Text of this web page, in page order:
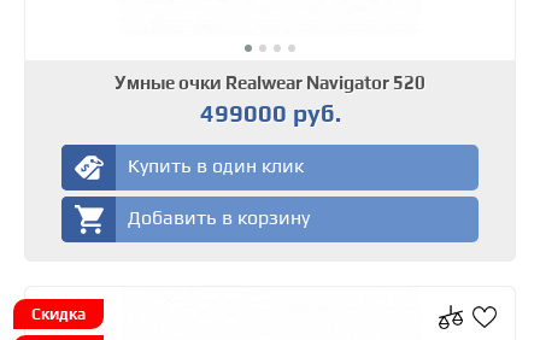
Умные очки Realwear Navigator 520
499000 руб.
Купить в один клик
Добавить в корзину
Скидка